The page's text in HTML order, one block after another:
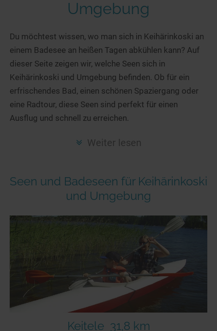
Radtouren am See
Kitesurfen
Kanu- & Kajaktouren
Badeseen in Deutschland
Genuss pur
Wellness am See
Gourmet-Urlaub
Urlaub an der Küste
Unterkünfte
Hotels am See
Ferienwohnungen
Hausboote
Camping
Aktiv-Urlaub
Kanu- & Kajak-Urlaub
Hausboote
Camping am See
Top-Hotels
Top-Hotel Empfehlungen
Familienhotels
Bike-Hotels
Häuser auf dem Wasser
Hundefreundliche Unterkünfte
Seen in Deiner Nähe
Seen in Deutschland
Seen in Europa
Überwachte Badestellen
Hunde am See
Top Seen nach Regionen
Deutschlands Lieblingsseen
Seen in Europa
Schweiz
Frankreich
Niederlande
Schweden
Umgebung
Du möchtest wissen, wo man sich in Keihärinkoski an
einem Badesee an heißen Tagen abkühlen kann? Auf
dieser Seite zeigen wir, welche Seen sich in
Keihärinkoski und Umgebung befinden. Ob für ein
erfrischendes Bad, einen schönen Spaziergang oder
eine Radtour, diese Seen sind perfekt für einen
Ausflug und schnell zu erreichen.
Weiter lesen
Seen und Badeseen für Keihärinkoski
und Umgebung
Keitele 31,8 km